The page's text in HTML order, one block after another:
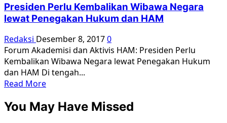
Presiden Perlu Kembalikan Wibawa Negara
lewat Penegakan Hukum dan HAM
Redaksi Desember 8, 20170
Forum Akademisi dan Aktivis HAM: Presiden Perlu
Kembalikan Wibawa Negara lewat Penegakan Hukum
dan HAM Di tengah...
Read MoreRead
about
Presiden
You May Have Missed